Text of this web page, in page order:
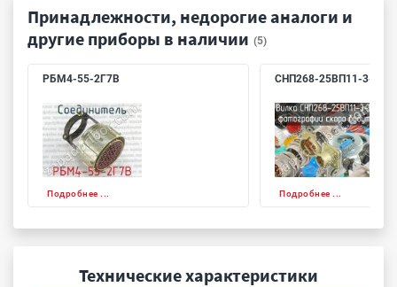
Принадлежности, недорогие аналоги и
другие приборы в наличии (5)
РБМ4-55-2Г7В
Подробнее ...
СНП268-25ВП11-3-В
Подробнее ...
Технические характеристики